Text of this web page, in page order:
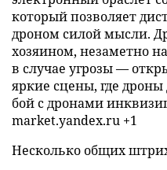
который позволяет
дроном силой мысли.
хозяином, незаметно
в случае угрозы —
яркие сцены, где
бой с дронами
market.yandex.ru +1
Несколько общих